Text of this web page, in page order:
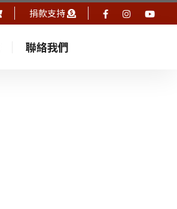
捐款支持
聯絡我們